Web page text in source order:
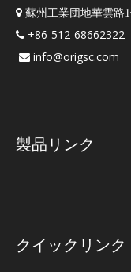
 蘇州工業団地華雲路
 +86-512-68662322
 info@origsc.com
製品リンク
クイックリンク